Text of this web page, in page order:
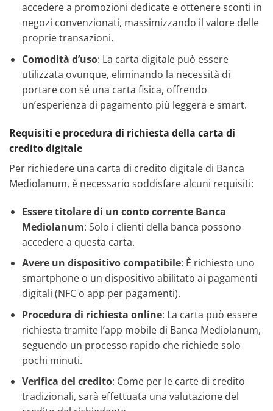
accedere a promozioni dedicate e ottenere sconti in
negozi convenzionati, massimizzando il valore delle
proprie transazioni.
Comodità d’uso: La carta digitale può essere
utilizzata ovunque, eliminando la necessità di
portare con sé una carta fisica, offrendo
un’esperienza di pagamento più leggera e smart.
Requisiti e procedura di richiesta della carta di
credito digitale
Per richiedere una carta di credito digitale di Banca
Mediolanum, è necessario soddisfare alcuni requisiti:
Essere titolare di un conto corrente Banca
Mediolanum: Solo i clienti della banca possono
accedere a questa carta.
Avere un dispositivo compatibile: È richiesto uno
smartphone o un dispositivo abilitato ai pagamenti
digitali (NFC o app per pagamenti).
Procedura di richiesta online: La carta può essere
richiesta tramite l’app mobile di Banca Mediolanum,
seguendo un processo rapido che richiede solo
pochi minuti.
Verifica del credito: Come per le carte di credito
tradizionali, sarà effettuata una valutazione del